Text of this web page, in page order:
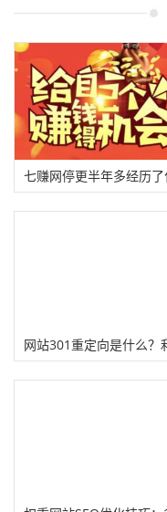
七赚网停更半年多经历
么？百度降权
网站301重定向是什么？
用301重定向提升域名权